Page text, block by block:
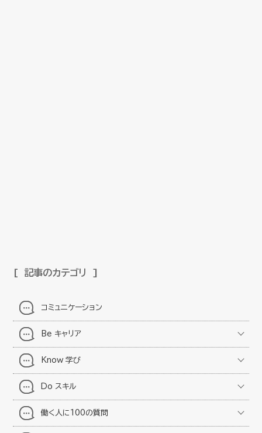
記事のカテゴリ
コミュニケーション
Be キャリア
Know 学び
Do スキル
働く人に100の質問